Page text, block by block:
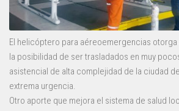
El helicóptero para aéreoemergencias
la posibilidad de ser trasladados en muy
asistencial de alta complejidad de la ciudad
extrema urgencia.
Otro aporte que mejora el sistema de salud